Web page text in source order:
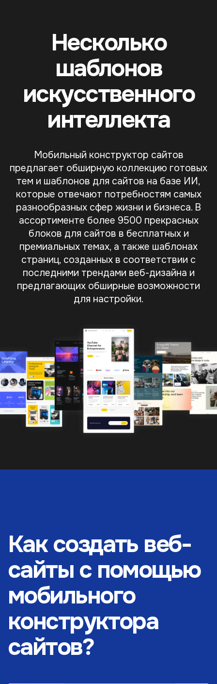
Несколько
шаблонов
искусственного
интеллекта
Мобильный конструктор сайтов
предлагает обширную коллекцию готовых
тем и шаблонов для сайтов на базе ИИ,
которые отвечают потребностям самых
разнообразных сфер жизни и бизнеса. В
ассортименте более 9500 прекрасных
блоков для сайтов в бесплатных и
премиальных темах, а также шаблонах
страниц, созданных в соответствии с
последними трендами веб-дизайна и
предлагающих обширные возможности
для настройки.
Как создать веб-
сайты с помощью
мобильного
конструктора
сайтов?